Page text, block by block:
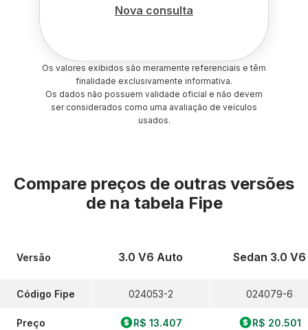
Nova consulta
Os valores exibidos são meramente referenciais e têm
finalidade exclusivamente informativa.
Os dados não possuem validade oficial e não devem
ser considerados como uma avaliação de veículos
usados.
Compare preços de outras versões
de na tabela Fipe
Versão
Código Fipe
Preço
3.0 V6 Auto
024053-2
R$ 13.407
Sedan 3.0 V6
024079-6
R$ 20.501